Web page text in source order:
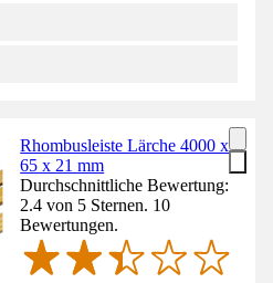
Rhombusleiste Lärche 4000 x
65 x 21 mm
Durchschnittliche Bewertung:
2.4 von 5 Sternen. 10
Bewertungen.